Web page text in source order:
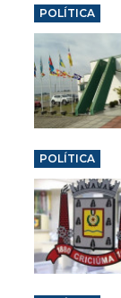
POLÍTICA
POLÍTICA